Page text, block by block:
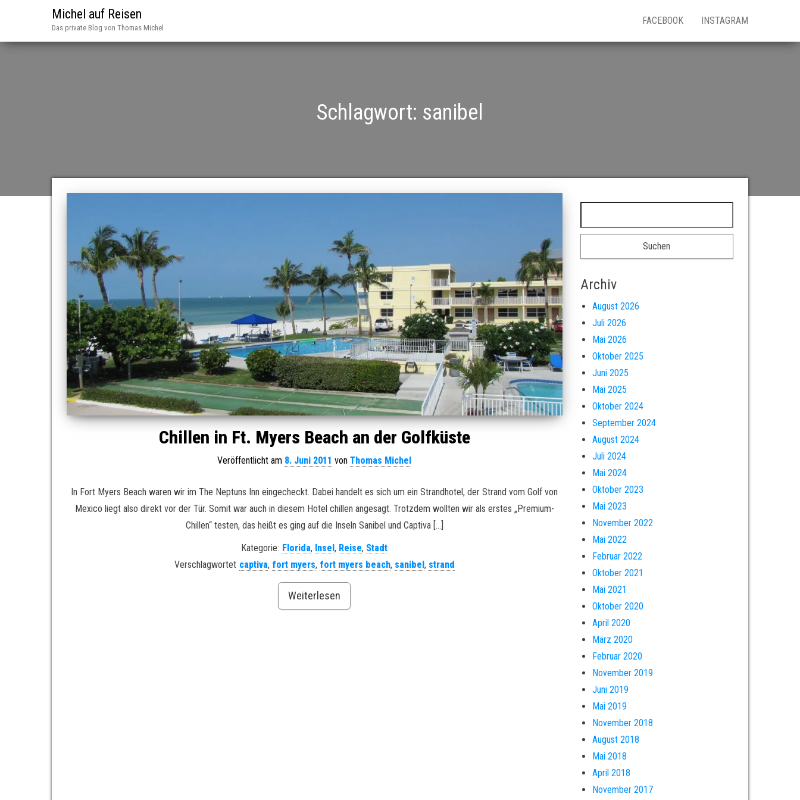
Michel auf Reisen
Das private Blog von Thomas Michel
FACEBOOK INSTAGRAM
Schlagwort: sanibel
Chillen in Ft. Myers Beach an der Golfküste
Veröffentlicht am 8. Juni 2011 vonThomas Michel
In Fort Myers Beach waren wir im The Neptuns Inn eingecheckt. Dabei handelt es sich um ein Strandhotel, der Strand vom Golf von
Mexico liegt also direkt vor der Tür. Somit war auch in diesem Hotel chillen angesagt. Trotzdem wollten wir als erstes „Premium-
Chillen“ testen, das heißt es ging auf die Inseln Sanibel und Captiva […]
Kategorie: Florida, Insel, Reise, Stadt
Verschlagwortet captiva, fort myers, fort myers beach, sanibel, strand
Weiterlesen
Archiv
August 2026
Juli 2026
Mai 2026
Oktober 2025
Juni 2025
Mai 2025
Oktober 2024
September 2024
August 2024
Juli 2024
Mai 2024
Oktober 2023
Mai 2023
November 2022
Mai 2022
Februar 2022
Oktober 2021
Mai 2021
Oktober 2020
April 2020
März 2020
Februar 2020
November 2019
Juni 2019
Mai 2019
November 2018
August 2018
Mai 2018
April 2018
November 2017